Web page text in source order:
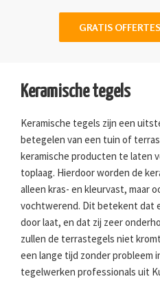
GRATIS
Keramische tegels
Keramische tegels zijn een
betegelen van een tuin of
keramische producten te laten
toplaag. Hierdoor worden de
alleen kras- en kleurvast, maar
vochtwerend. Dit betekent dat
door laat, en dat zij zeer
zullen de terrastegels niet
een lange tijd zonder probleem
tegelwerken professionals uit